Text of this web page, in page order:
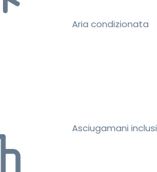
Aria condizionata
Asciugamani inclusi